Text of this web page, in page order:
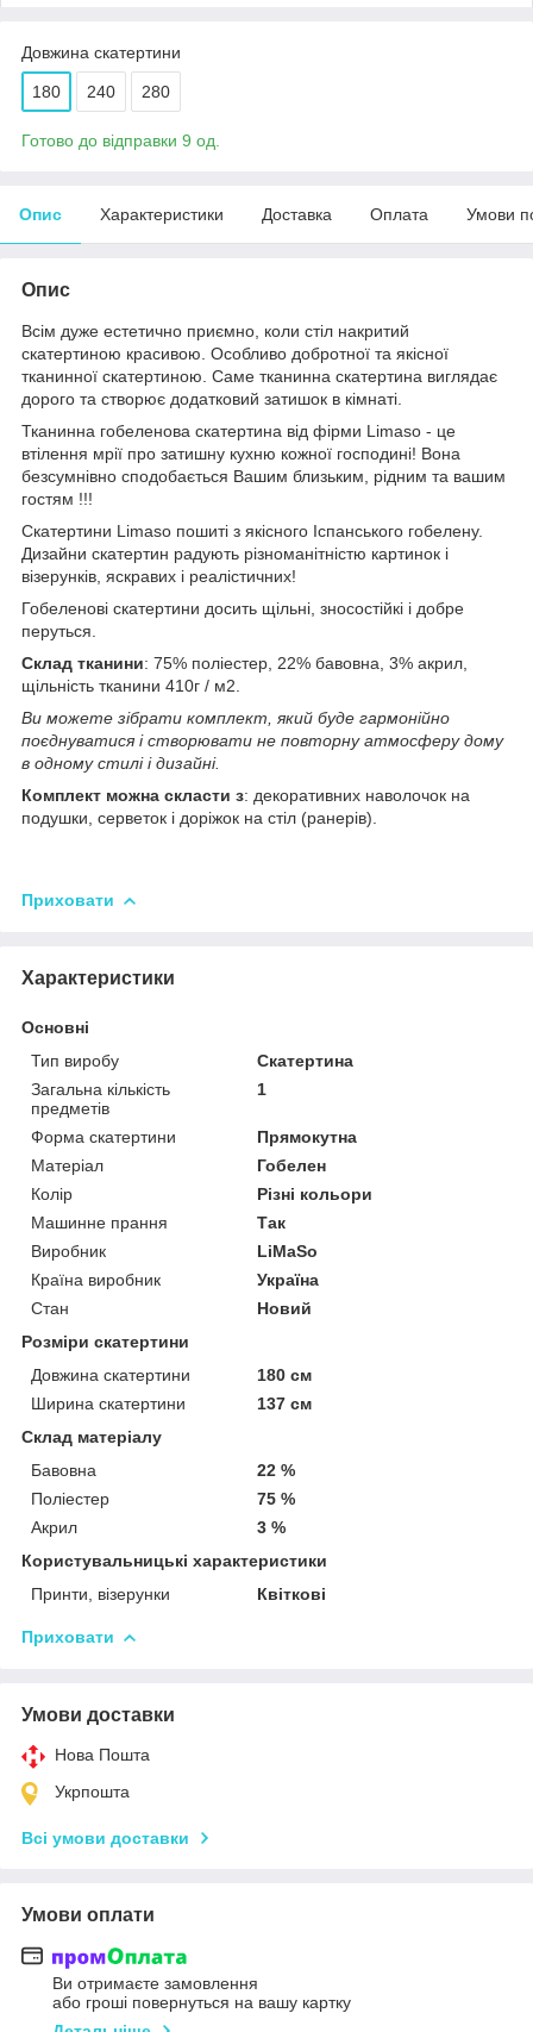
Довжина скатертини
180 240 280
Готово до відправки 9 од.
Опис Характеристики Доставка Оплата Умови
Опис
Всім дуже естетично приємно, коли стіл накритий
скатертиною красивою. Особливо добротної та якісної
тканинної скатертиною. Саме тканинна скатертина виглядає
дорого та створює додатковий затишок в кімнаті.
Тканинна гобеленова скатертина від фірми Limaso - це
втілення мрії про затишну кухню кожної господині! Вона
безсумнівно сподобається Вашим близьким, рідним та вашим
гостям !!!
Скатертини Limaso пошиті з якісного Іспанського гобелену.
Дизайни скатертин радують різноманітністю картинок і
візерунків, яскравих і реалістичних!
Гобеленові скатертини досить щільні, зносостійкі і добре
перуться.
Склад тканини: 75% поліестер, 22% бавовна, 3% акрил,
щільність тканини 410г / м2.
Ви можете зібрати комплект, який буде гармонійно
поєднуватися і створювати не повторну атмосферу дому
в одному стилі і дизайні.
Комплект можна скласти з: декоративних наволочок на
подушки, серветок і доріжок на стіл (ранерів).
Приховати
Характеристики
Основні
Тип виробу
Скатертина
Загальна кількість
предметів
1
Форма скатертини
Прямокутна
Матеріал
Гобелен
Колір
Різні кольори
Машинне прання
Так
Виробник
LiMaSo
Країна виробник
Україна
Стан
Новий
Розміри скатертини
Довжина скатертини
180 см
Ширина скатертини
137 см
Склад матеріалу
Бавовна
22 %
Поліестер
75 %
Акрил
3 %
Користувальницькі характеристики
Принти, візерунки
Квіткові
Приховати
Умови доставки
Нова Пошта
Укрпошта
Всі умови доставки
Умови оплати
Ви отримаєте замовлення
або гроші повернуться на вашу картку